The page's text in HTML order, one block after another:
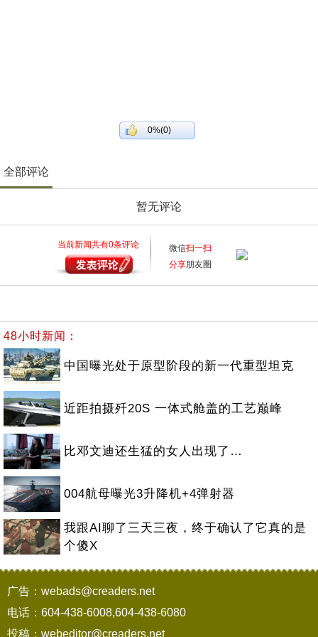
0%(0)
全部评论
暂无评论
当前新闻共有0条评论 微信扫一扫
分享朋友圈
48小时新闻：
中国曝光处于原型阶段的新一代重型坦克
近距拍摄歼20S 一体式舱盖的工艺巅峰
比邓文迪还生猛的女人出现了…
004航母曝光3升降机+4弹射器
我跟AI聊了三天三夜，终于确认了它真的是
个傻X
广告：webads@creaders.net
电话：604-438-6008,604-438-6080
投稿：webeditor@creaders.net